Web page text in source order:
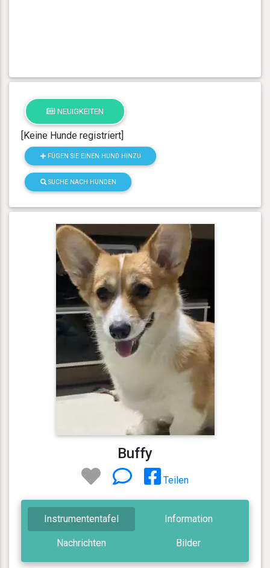
NEUIGKEITEN
[Keine Hunde registriert]
FÜGEN SIE EINEN HUND HINZU
SUCHE NACH HUNDEN
Buffy
Teilen
Instrumententafel Information
Nachrichten Bilder